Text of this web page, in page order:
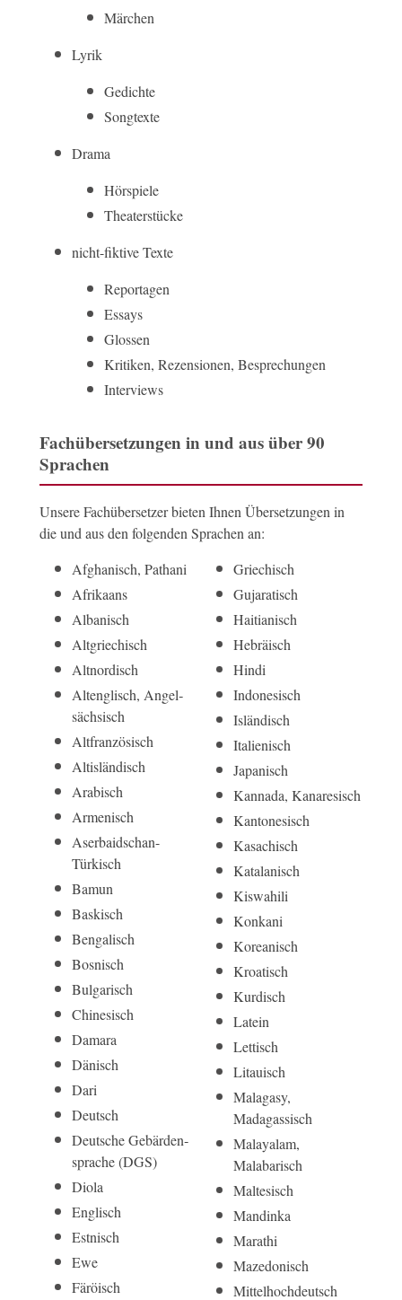
Märchen
Lyrik
Gedichte
Songtexte
Drama
Hörspiele
Theaterstücke
nicht-fiktive Texte
Reportagen
Essays
Glossen
Kritiken, Rezensionen, Besprechungen
Interviews
Fachübersetzungen in und aus über 90
Sprachen
Unsere Fachübersetzer bieten Ihnen Übersetzungen in
die und aus den folgenden Sprachen an:
Afghanisch, Pathani
Afrikaans
Albanisch
Altgriechisch
Altnordisch
Alt­englisch, Angel­
sächsisch
Alt­französisch
Alt­isländisch
Arabisch
Armenisch
Aserbai­dschan-
Türkisch
Bamun
Baskisch
Bengalisch
Bosnisch
Bulgarisch
Chinesisch
Damara
Dänisch
Dari
Deutsch
Deut­sche Gebär­den­
sprache (DGS)
Diola
Englisch
Estnisch
Ewe
Färöisch
Griechisch
Gujaratisch
Haitianisch
Hebräisch
Hindi
Indonesisch
Isländisch
Italienisch
Japanisch
Kannada, Kanaresisch
Kantonesisch
Kasachisch
Katalanisch
Kiswahili
Konkani
Koreanisch
Kroatisch
Kurdisch
Latein
Lettisch
Litauisch
Malagasy,
Madagassisch
Malayalam,
Malabarisch
Maltesisch
Mandinka
Marathi
Mazedonisch
Mittelhoch­deutsch